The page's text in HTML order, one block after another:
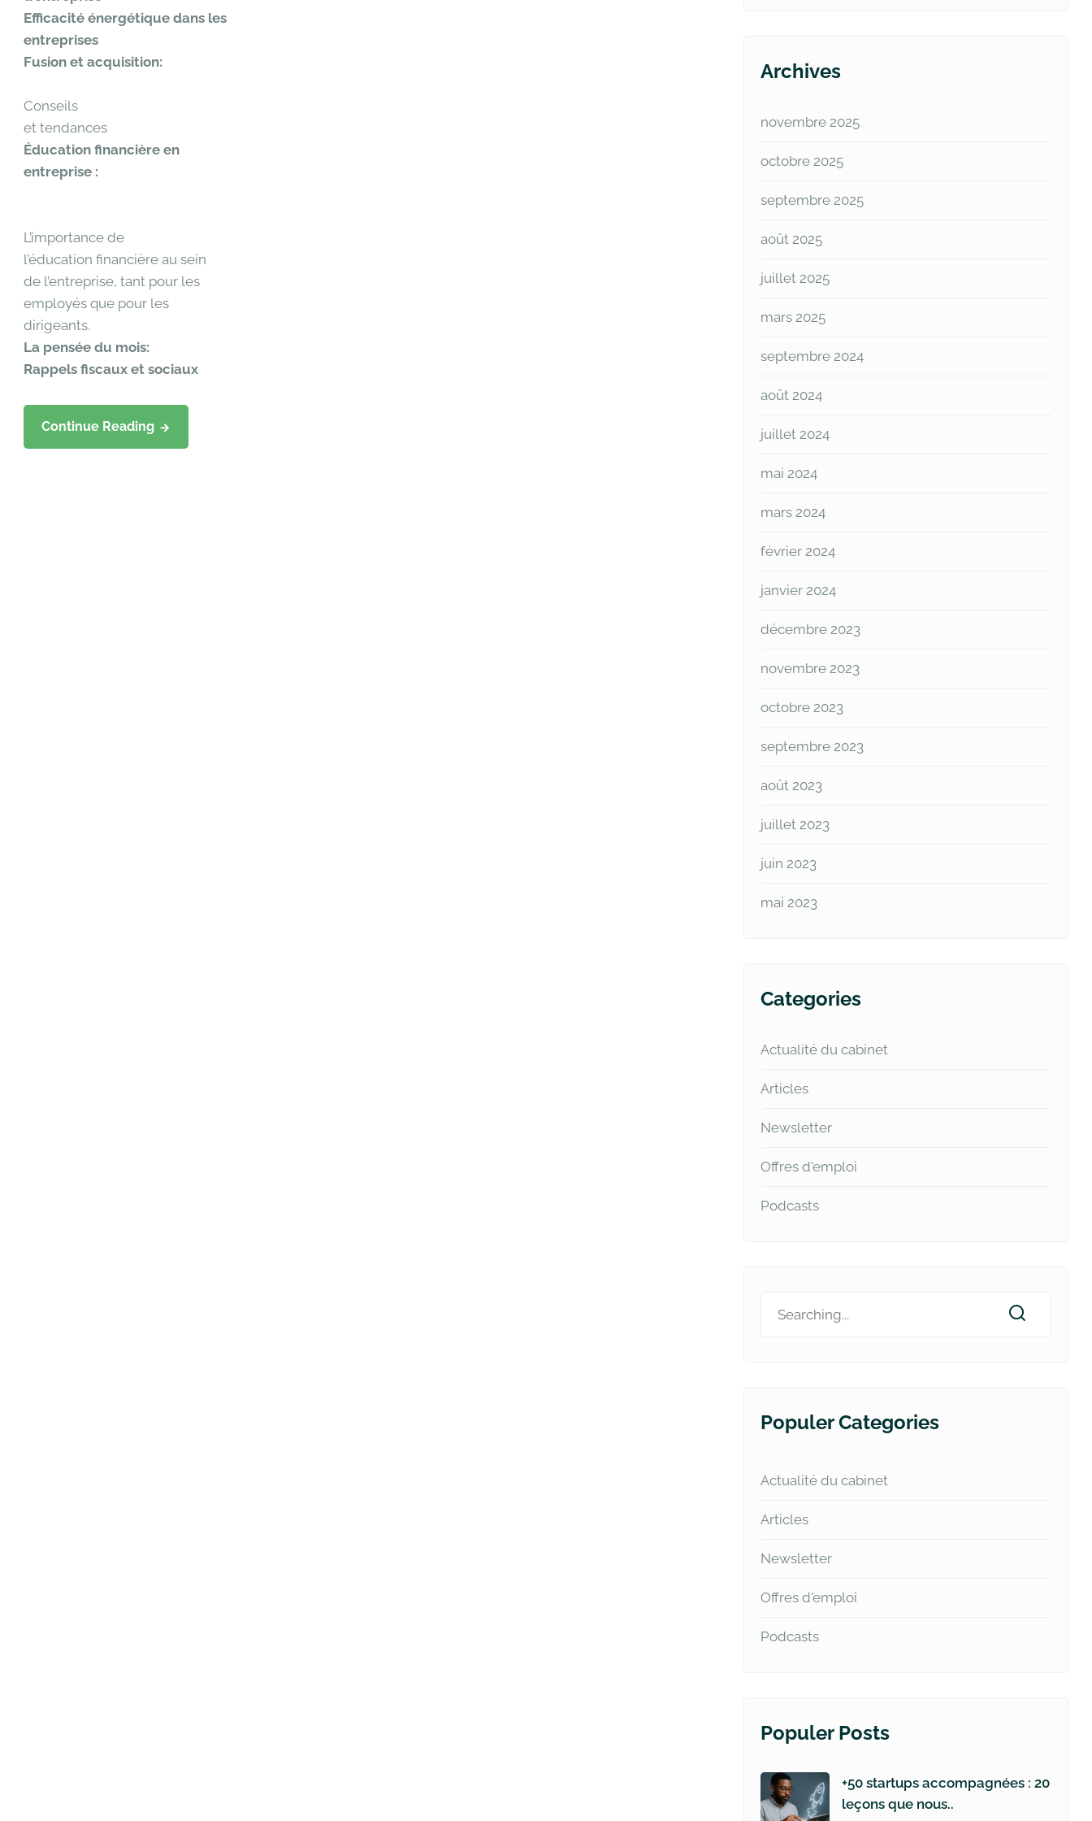
Efficacité énergétique dans les
entreprises
Fusion et acquisition:
Conseils
et tendances
Éducation financière en
entreprise :
L’importance de
l’éducation financière au sein
de l’entreprise, tant pour les
employés que pour les
dirigeants.
La pensée du mois:
Rappels fiscaux et sociaux
Continue Reading
Archives
novembre 2025
octobre 2025
septembre 2025
août 2025
juillet 2025
mars 2025
septembre 2024
août 2024
juillet 2024
mai 2024
mars 2024
février 2024
janvier 2024
décembre 2023
novembre 2023
octobre 2023
septembre 2023
août 2023
juillet 2023
juin 2023
mai 2023
Categories
Actualité du cabinet
Articles
Newsletter
Offres d'emploi
Podcasts
Populer Categories
Actualité du cabinet
Articles
Newsletter
Offres d'emploi
Podcasts
Populer Posts
+50 startups accompagnées : 20
leçons que nous..